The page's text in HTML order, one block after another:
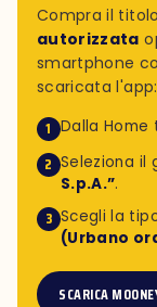
Compra il
autorizzata
smartphone
scaricata l'app:
1 Dalla Home
2 Seleziona il
S.p.A.”.
3 Scegli la
(Urbano
SCARICA